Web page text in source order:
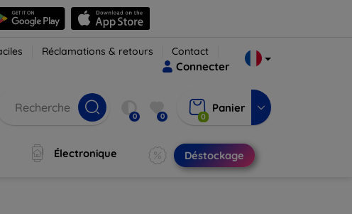
Réclamations & retours Contact
Connecter
0 0 0
Panier
Électronique Déstockage